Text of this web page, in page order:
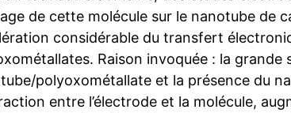
de cette molécule sur le nanotube de
considérable du transfert
Raison invoquée : la
polyoxométallate et la présence du
entre l’électrode et la molécule,